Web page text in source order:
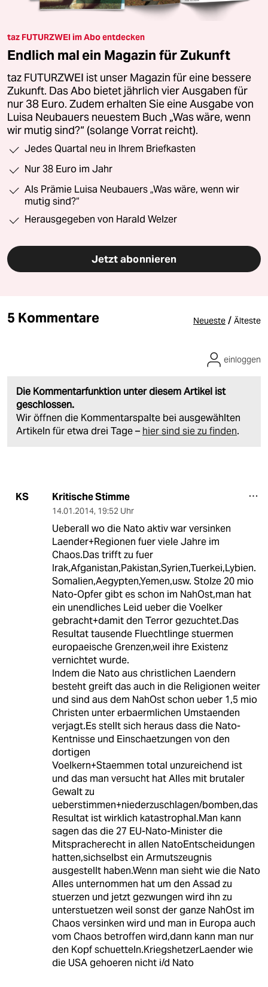
taz FUTURZWEI im Abo entdecken
Endlich mal ein Magazin für Zukunft
taz FUTURZWEI ist unser Magazin für eine bessere
Zukunft. Das Abo bietet jährlich vier Ausgaben für
nur 38 Euro. Zudem erhalten Sie eine Ausgabe von
Luisa Neubauers neuestem Buch „Was wäre, wenn
wir mutig sind?“ (solange Vorrat reicht).
Jedes Quartal neu in Ihrem Briefkasten
Nur 38 Euro im Jahr
Als Prämie Luisa Neubauers „Was wäre, wenn wir
mutig sind?“
Herausgegeben von Harald Welzer
Jetzt abonnieren
5 Kommentare Neueste / Älteste
Die Kommentarfunktion unter diesem Artikel ist
geschlossen.
Wir öffnen die Kommentarspalte bei ausgewählten
Artikeln für etwa drei Tage – hier sind sie zu finden.
einloggen
KS Kritische Stimme
14.01.2014, 19:52 Uhr
Ueberall wo die Nato aktiv war versinken
Laender+Regionen fuer viele Jahre im
Chaos.Das trifft zu fuer
Irak,Afganistan,Pakistan,Syrien,Tuerkei,Lybien.
Somalien,Aegypten,Yemen,usw. Stolze 20 mio
Nato-Opfer gibt es schon im NahOst,man hat
ein unendliches Leid ueber die Voelker
gebracht+damit den Terror gezuchtet.Das
Resultat tausende Fluechtlinge stuermen
europaeische Grenzen,weil ihre Existenz
vernichtet wurde.
Indem die Nato aus christlichen Laendern
besteht greift das auch in die Religionen weiter
und sind aus dem NahOst schon ueber 1,5 mio
Christen unter erbaermlichen Umstaenden
verjagt.Es stellt sich heraus dass die Nato-
Kentnisse und Einschaetzungen von den
dortigen
Voelkern+Staemmen total unzureichend ist
und das man versucht hat Alles mit brutaler
Gewalt zu
ueberstimmen+niederzuschlagen/bomben,das
Resultat ist wirklich katastrophal.Man kann
sagen das die 27 EU-Nato-Minister die
Mitspracherecht in allen NatoEntscheidungen
hatten,sichselbst ein Armutszeugnis
ausgestellt haben.Wenn man sieht wie die Nato
Alles unternommen hat um den Assad zu
stuerzen und jetzt gezwungen wird ihn zu
unterstuetzen weil sonst der ganze NahOst im
Chaos versinken wird und man in Europa auch
vom Chaos betroffen wird,dann kann man nur
den Kopf schuetteln.KriegshetzerLaender wie
die USA gehoeren nicht i/d Nato